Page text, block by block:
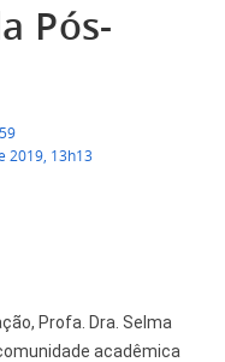
Pós-
2019, 13h13
Profa. Dra. Selma
acadêmica